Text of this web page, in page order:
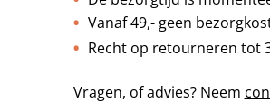
Vanaf 49,- geen
Recht op retourneren tot
Vragen, of advies? Neem